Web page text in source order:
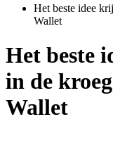
Het beste idee
Wallet
Het beste
in de
Wallet